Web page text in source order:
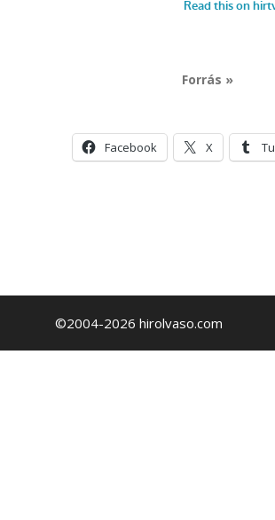
Forrás »
Facebook X
©2004-2026 hirolvaso.com